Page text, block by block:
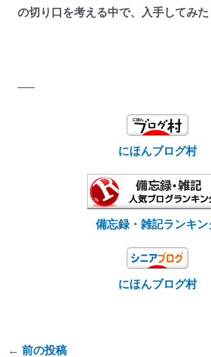
の切り口を考える中で、入手してみた
—–
にほんブログ村
備忘録・雑記ランキン
にほんブログ村
← 前の投稿